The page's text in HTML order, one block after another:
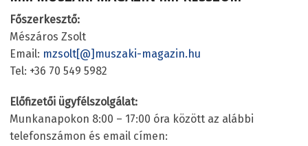
Főszerkesztő:
Mészáros Zsolt
Email: mzsolt[@]muszaki-magazin.hu
Tel: +36 70 549 5982
Előfizetői ügyfélszolgálat:
Munkanapokon 8:00 – 17:00 óra között az alábbi
telefonszámon és email címen: